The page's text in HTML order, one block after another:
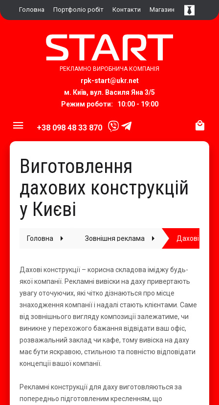
Головна Портфоліо робіт Контакти Магазин
РЕКЛАМНО ВИРОБНИЧА КОМПАНІЯ
rpk-start@ukr.net​
м. Київ, вул. Василя Яна 3/5
Режим роботи: 10:00 - 19:00
+38 098 48 33 870
Виготовлення
дахових конструкцій
у Києві
Головна Зовнішня реклама Дахові
Дахові конструкції – корисна складова іміджу будь-
якої компанії. Рекламні вивіски на даху привертають
увагу оточуючих, які чітко дізнаються про місце
знаходження компанії і надалі стають клієнтами. Саме
від зовнішнього вигляду композиції залежатиме, чи
виникне у перехожого бажання відвідати ваш офіс,
розважальний заклад чи кафе, тому вивіска на даху
має бути яскравою, стильною та повністю відповідати
концепції вашої компанії.
Рекламні конструкції для даху виготовляються за
попередньо підготовленим кресленням, що